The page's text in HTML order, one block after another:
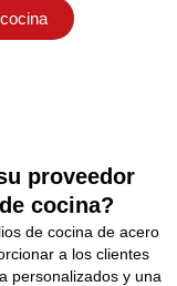
proveedor
cocina?
de cocina de acero
a los clientes
personalizados y una